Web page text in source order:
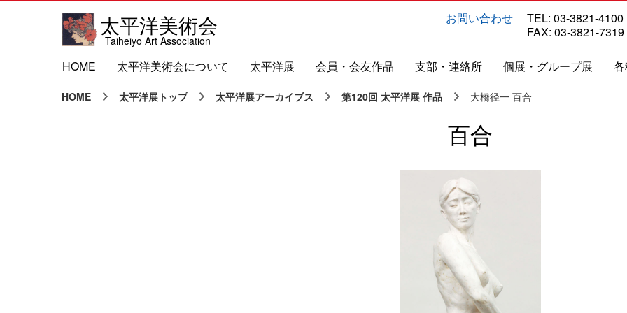
太平洋美術会
Taiheiyo Art Association
お問い合わせ
TEL: 03-3821-4100
FAX: 03-3821-7319
HOME 太平洋美術会について 太平洋展 会員・会友作品 支部・連絡所 個展・グループ展
HOME 太平洋展トップ 太平洋展アーカイブス 第120回 太平洋展 作品 大橋径一 百合
百合